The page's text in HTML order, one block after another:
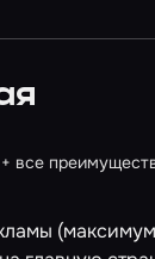
все